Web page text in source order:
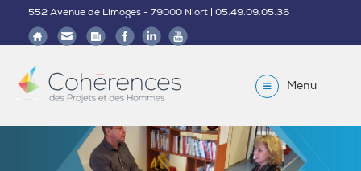
552 Avenue de Limoges - 79000 Niort | 05.49.09.05.36
Menu